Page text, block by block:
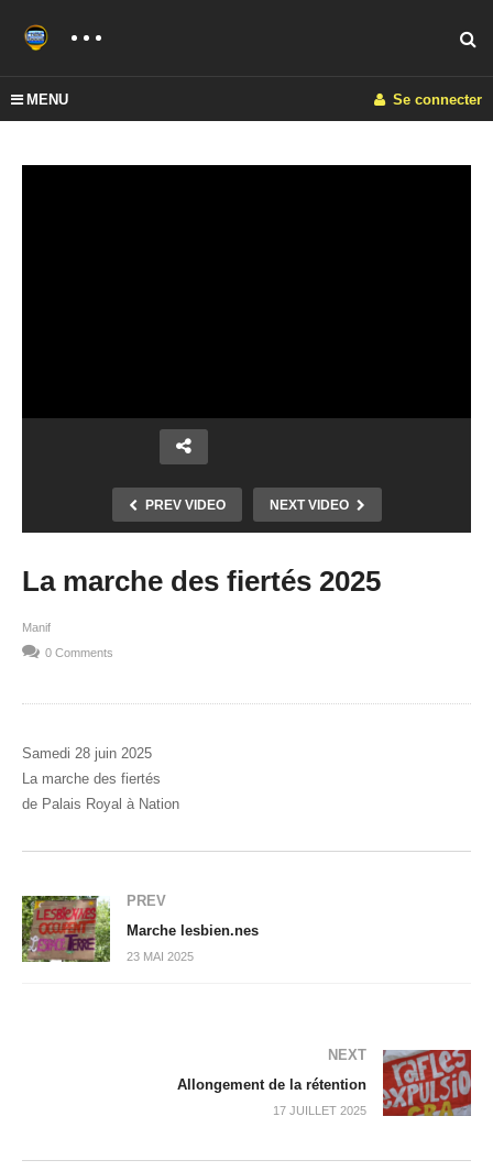
MENU Se connecter
PREV VIDEO NEXT VIDEO
La marche des fiertés 2025
Manif
0 Comments
Samedi 28 juin 2025
La marche des fiertés
de Palais Royal à Nation
PREV
Marche lesbien.nes
23 MAI 2025
NEXT
Allongement de la rétention
17 JUILLET 2025